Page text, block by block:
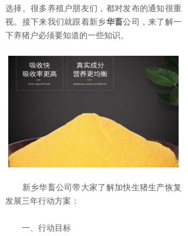
选择。很多养殖户朋友们，都对发布的通知很重
视。接下来我们就跟着新乡华畜公司，来了解一
下养猪户必须要知道的一些知识。
新乡华畜公司带大家了解加快生猪生产恢复
发展三年行动方案：
一、行动目标